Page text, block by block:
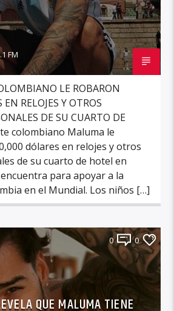
FM
LE ROBARON
RELOJES Y OTROS
DE SU CUARTO DE
colombiano Maluma le
dólares en relojes y otros
de su cuarto de hotel en
para apoyar a la
en el Mundial. Los niños […]
0 0
QUE MALUMA TIENE